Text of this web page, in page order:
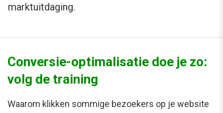
marktuitdaging.
Conversie-optimalisatie doe je zo:
volg de training
Waarom klikken sommige bezoekers op je website